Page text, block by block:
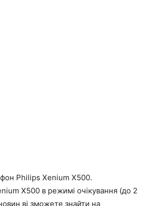
Philips Xenium X500.
X500 в режимі очікування (до 2
ві зможете знайти на